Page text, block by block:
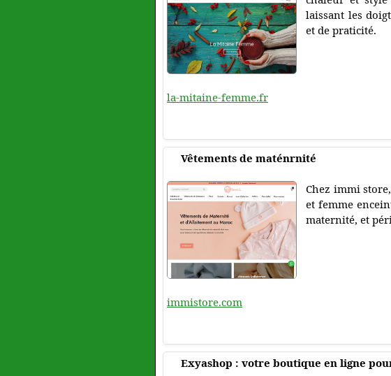
laissant les
et de praticité.
la-mitaine-femme.fr
Vêtements de maténrnité
Chez immi
et femme
maternité, et
immistore.com
Exyashop : votre boutique en ligne